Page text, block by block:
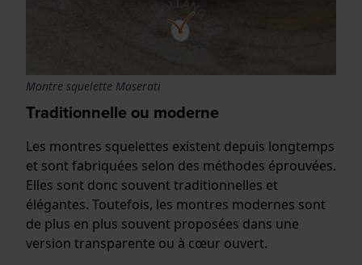
Montre squelette Maserati
Traditionnelle ou moderne
Les montres squelettes existent depuis longtemps
et sont fabriquées selon des méthodes éprouvées.
Elles sont donc souvent traditionnelles et
élégantes. Toutefois, les montres modernes sont
de plus en plus souvent proposées dans une
version transparente ou à cœur ouvert.